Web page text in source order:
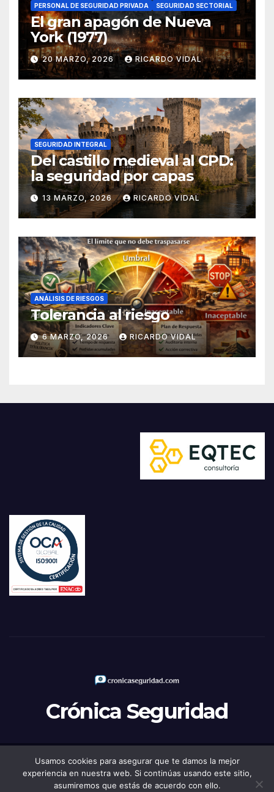
PERSONAL DE SEGURIDAD PRIVADA
SEGURIDAD SECTORIAL
El gran apagón de Nueva
York (1977)
20 MARZO, 2026 RICARDO VIDAL
SEGURIDAD INTEGRAL
Del castillo medieval al CPD:
la seguridad por capas
13 MARZO, 2026 RICARDO VIDAL
ANÁLISIS DE RIESGOS
Tolerancia al riesgo
6 MARZO, 2026 RICARDO VIDAL
Crónica Seguridad
Funciona gracias a WordPress|Tema: Newsup deThemeansar
Usamos cookies para asegurar que te damos la mejor
experiencia en nuestra web. Si continúas usando este sitio,
asumiremos que estás de acuerdo con ello.